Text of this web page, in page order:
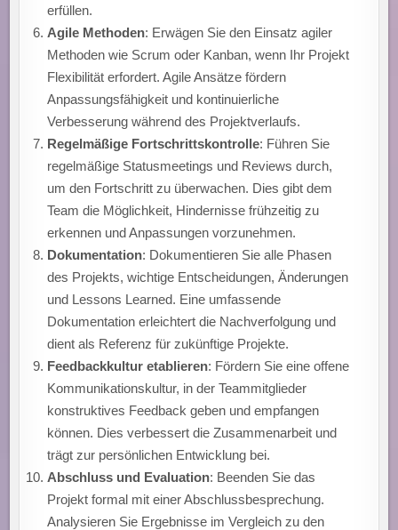
erfüllen.
Agile Methoden: Erwägen Sie den Einsatz agiler
Methoden wie Scrum oder Kanban, wenn Ihr Projekt
Flexibilität erfordert. Agile Ansätze fördern
Anpassungsfähigkeit und kontinuierliche
Verbesserung während des Projektverlaufs.
Regelmäßige Fortschrittskontrolle: Führen Sie
regelmäßige Statusmeetings und Reviews durch,
um den Fortschritt zu überwachen. Dies gibt dem
Team die Möglichkeit, Hindernisse frühzeitig zu
erkennen und Anpassungen vorzunehmen.
Dokumentation: Dokumentieren Sie alle Phasen
des Projekts, wichtige Entscheidungen, Änderungen
und Lessons Learned. Eine umfassende
Dokumentation erleichtert die Nachverfolgung und
dient als Referenz für zukünftige Projekte.
Feedbackkultur etablieren: Fördern Sie eine offene
Kommunikationskultur, in der Teammitglieder
konstruktives Feedback geben und empfangen
können. Dies verbessert die Zusammenarbeit und
trägt zur persönlichen Entwicklung bei.
Abschluss und Evaluation: Beenden Sie das
Projekt formal mit einer Abschlussbesprechung.
Analysieren Sie Ergebnisse im Vergleich zu den